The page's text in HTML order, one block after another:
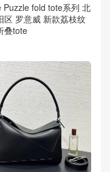
Puzzle fold tote系列 北
区 罗意威 新款荔枝纹
叠tote